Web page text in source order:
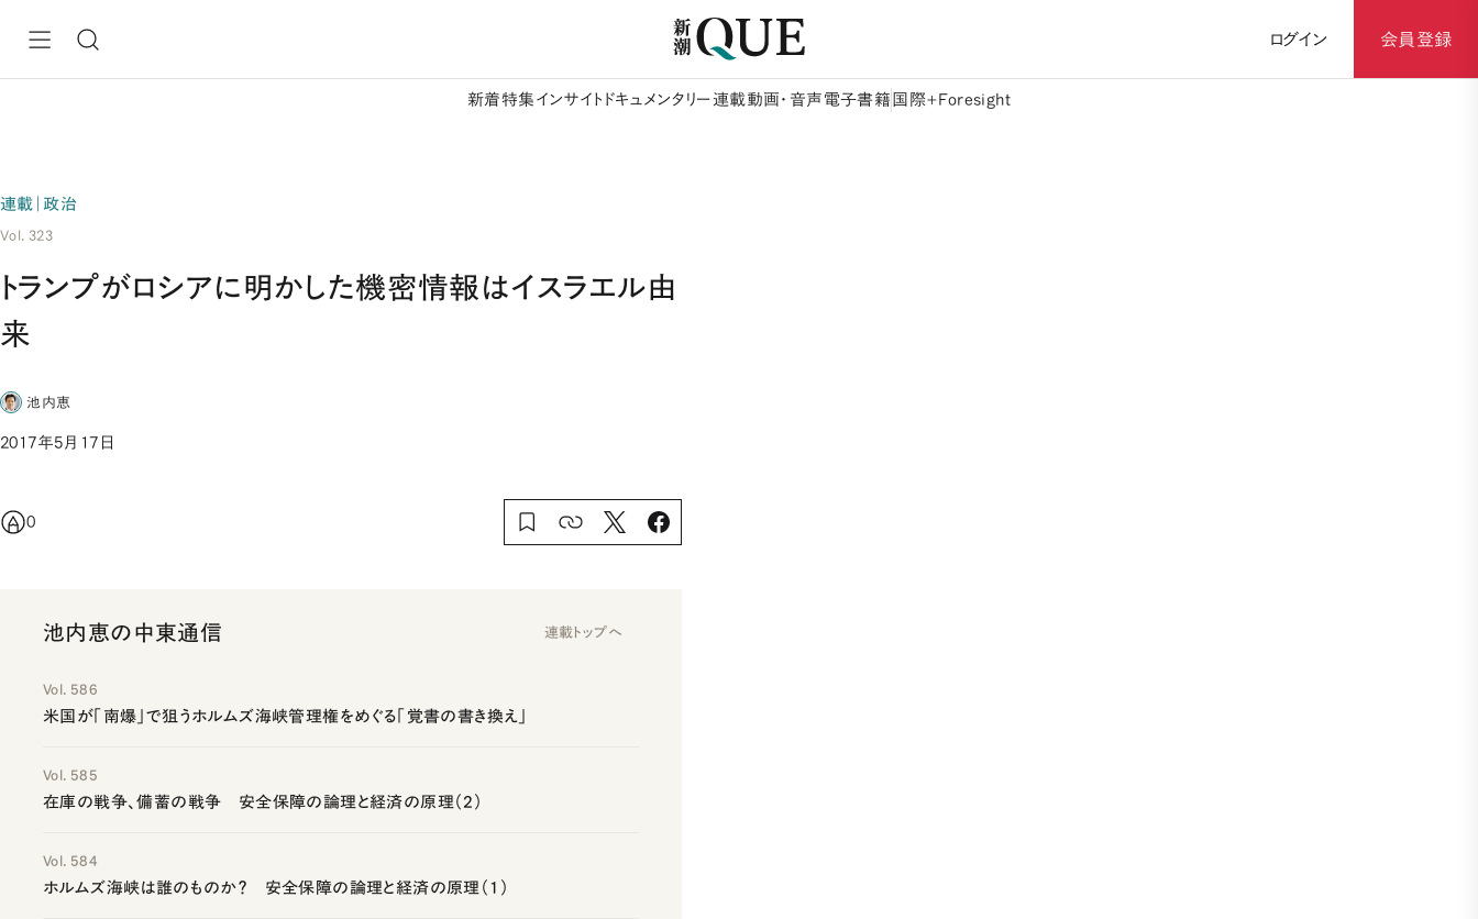
ログイン 会員登録
新着特集 インサイト ドキュメンタリー 連載動画・音声 電子書籍 国際+Foresight
連載｜政治
Vol. 323
トランプがロシアに明かした機密情報はイスラエル由
来
池内恵
2017年5月17日
0
池内恵の中東通信 連載トップへ
Vol. 586
米国が「南爆」で狙うホルムズ海峡管理権をめぐる「覚書の書き換え」
Vol. 585
在庫の戦争、備蓄の戦争 安全保障の論理と経済の原理（2）
Vol. 584
ホルムズ海峡は誰のものか？ 安全保障の論理と経済の原理（1）